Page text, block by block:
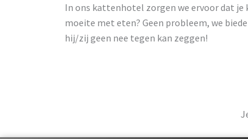
In ons kattenhotel zorgen we ervoor dat je
moeite met eten? Geen probleem, we
hij/zij geen nee tegen kan zeggen!